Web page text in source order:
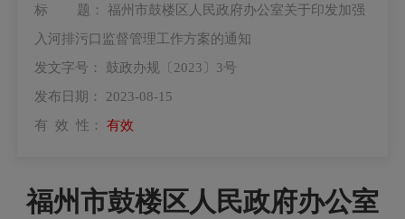
标 题： 福州市鼓楼区人民政府办公室关于印发加强
入河排污口监督管理工作方案的通知
发文字号： 鼓政办规〔2023〕3号
发布日期： 2023-08-15
有 效 性： 有效
福州市鼓楼区人民政府办公室